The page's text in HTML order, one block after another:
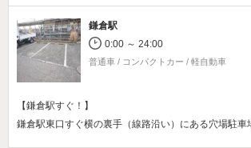
鎌倉駅
0:00 ～ 24:00
普通車 / コンパクトカー / 軽自動車
【鎌倉駅すぐ！】
鎌倉駅東口すぐ横の裏手（線路沿い）にある穴場駐車